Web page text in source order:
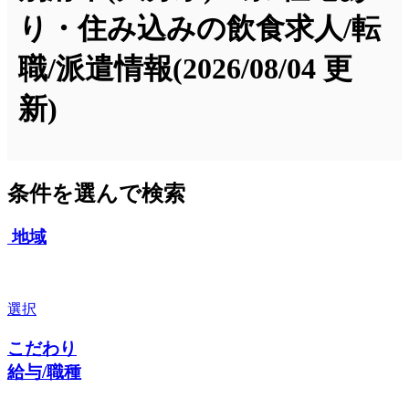
り・住み込みの飲食求人/転
職/派遣情報(2026/08/04 更
新)
条件を選んで検索
地域
選択
こだわり
給与/職種